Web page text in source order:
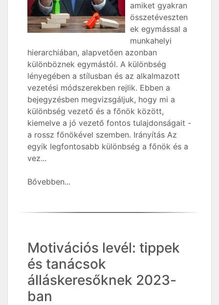
amiket gyakran
összetéveszten
ek egymással a
munkahelyi
hierarchiában, alapvetően azonban
különböznek egymástól. A különbség
lényegében a stílusban és az alkalmazott
vezetési módszerekben rejlik. Ebben a
bejegyzésben megvizsgáljuk, hogy mi a
különbség vezető és a főnök között,
kiemelve a jó vezető fontos tulajdonságait -
a rossz főnökével szemben. Irányítás Az
egyik legfontosabb különbség a főnök és a
vez...
Bővebben...
Motivációs levél: tippek
és tanácsok
álláskeresőknek 2023-
ban